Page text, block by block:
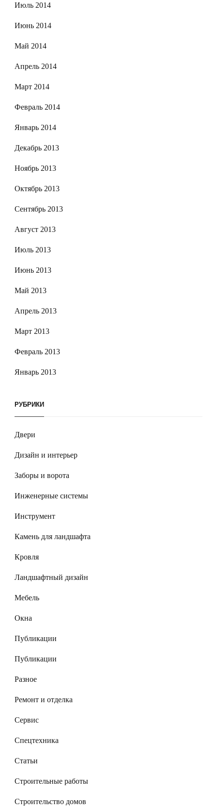
Июль 2014
Июнь 2014
Май 2014
Апрель 2014
Март 2014
Февраль 2014
Январь 2014
Декабрь 2013
Ноябрь 2013
Октябрь 2013
Сентябрь 2013
Август 2013
Июль 2013
Июнь 2013
Май 2013
Апрель 2013
Март 2013
Февраль 2013
Январь 2013
РУБРИКИ
Двери
Дизайн и интерьер
Заборы и ворота
Инженерные системы
Инструмент
Камень для ландшафта
Кровля
Ландшафтный дизайн
Мебель
Окна
Публикации
Публикации
Разное
Ремонт и отделка
Сервис
Спецтехника
Статьи
Строительные работы
Строительство домов